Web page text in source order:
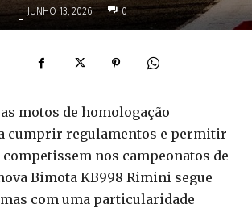
- JUNHO 13, 2026 0
motos de homologação
cumprir regulamentos e permitir
competissem nos campeonatos de
Bimota KB998 Rimini segue
com uma particularidade